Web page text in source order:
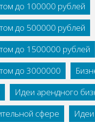
до 100000 рублей
до 500000 рублей
до 1500000 рублей
до 3000000
Идеи арендного
сфере